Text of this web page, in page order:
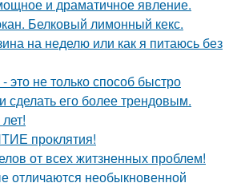
и драматичное явление.
Белковый лимонный кекс.
на неделю или как я питаюсь без
не только способ быстро
сделать его более трендовым.
проклятия!
от всех житзненных проблем!
отличаются необыкновенной